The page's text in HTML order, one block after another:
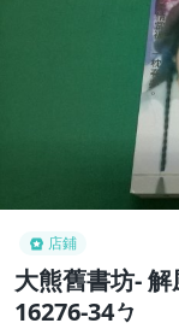
店鋪
大熊舊書坊-
16276-34ㄅ